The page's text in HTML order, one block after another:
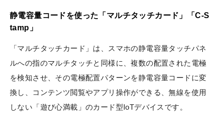
静電容量コードを使った「マルチタッチカード」「C-S
tamp」
「マルチタッチカード」は、スマホの静電容量タッチパネ
ルへの指のマルチタッチと同様に、複数の配置された電極
を検知させ、その電極配置パターンを静電容量コードに変
換し、コンテンツ閲覧やアプリ操作ができる、無線を使用
しない「遊び心満載」のカード型IoTデバイスです。